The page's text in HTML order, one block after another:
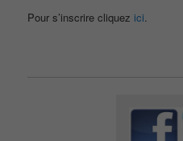
Pour s’inscrire cliquez ici.